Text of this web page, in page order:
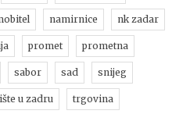
namirnice nk zadar
promet prometna
sabor sad snijeg
u zadru trgovina